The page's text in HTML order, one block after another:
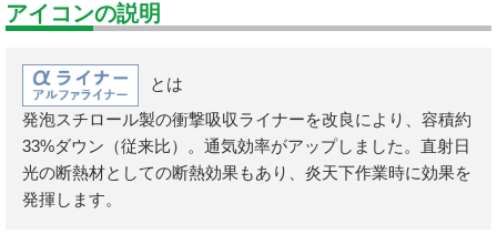
アイコンの説明
とは
発泡スチロール製の衝撃吸収ライナーを改良により、容積約
33%ダウン（従来比）。通気効率がアップしました。直射日
光の断熱材としての断熱効果もあり、炎天下作業時に効果を
発揮します。